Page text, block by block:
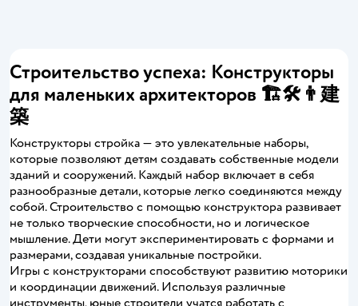
Строительство успеха: Конструкторы
для маленьких архитекторов 🏗️🛠️👨‍建
築
Конструкторы стройка — это увлекательные наборы,
которые позволяют детям создавать собственные модели
зданий и сооружений. Каждый набор включает в себя
разнообразные детали, которые легко соединяются между
собой. Строительство с помощью конструктора развивает
не только творческие способности, но и логическое
мышление. Дети могут экспериментировать с формами и
размерами, создавая уникальные постройки.
Игры с конструкторами способствуют развитию моторики
и координации движений. Используя различные
инструменты, юные строители учатся работать с